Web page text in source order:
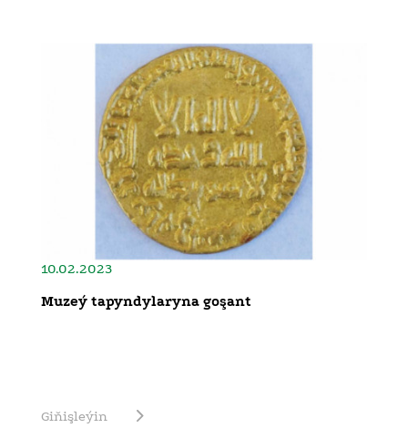
10.02.2023
Muzeý tapyndylaryna goşant
Giňişleýin